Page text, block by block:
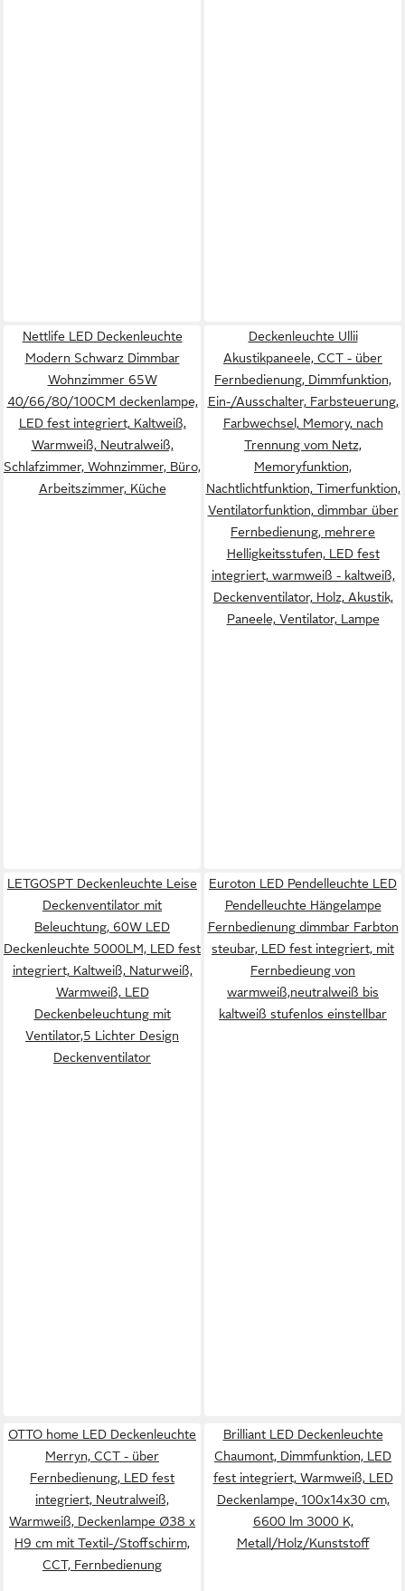
Nettlife LED Deckenleuchte
Modern Schwarz Dimmbar
Wohnzimmer 65W
40/66/80/100CM deckenlampe,
LED fest integriert, Kaltweiß,
Warmweiß, Neutralweiß,
Schlafzimmer, Wohnzimmer, Büro,
Arbeitszimmer, Küche
Deckenleuchte Ullii
Akustikpaneele, CCT - über
Fernbedienung, Dimmfunktion,
Ein-/Ausschalter, Farbsteuerung,
Farbwechsel, Memory, nach
Trennung vom Netz,
Memoryfunktion,
Nachtlichtfunktion, Timerfunktion,
Ventilatorfunktion, dimmbar über
Fernbedienung, mehrere
Helligkeitsstufen, LED fest
integriert, warmweiß - kaltweiß,
Deckenventilator, Holz, Akustik,
Paneele, Ventilator, Lampe
LETGOSPT Deckenleuchte Leise
Deckenventilator mit
Beleuchtung, 60W LED
Deckenleuchte 5000LM, LED fest
integriert, Kaltweiß, Naturweiß,
Warmweiß, LED
Deckenbeleuchtung mit
Ventilator,5 Lichter Design
Deckenventilator
Euroton LED Pendelleuchte LED
Pendelleuchte Hängelampe
Fernbedienung dimmbar Farbton
steubar, LED fest integriert, mit
Fernbedieung von
warmweiß,neutralweiß bis
kaltweiß stufenlos einstellbar
OTTO home LED Deckenleuchte
Merryn, CCT - über
Fernbedienung, LED fest
integriert, Neutralweiß,
Warmweiß, Deckenlampe Ø38 x
H9 cm mit Textil-/Stoffschirm,
CCT, Fernbedienung
Brilliant LED Deckenleuchte
Chaumont, Dimmfunktion, LED
fest integriert, Warmweiß, LED
Deckenlampe, 100x14x30 cm,
6600 lm 3000 K,
Metall/Holz/Kunststoff